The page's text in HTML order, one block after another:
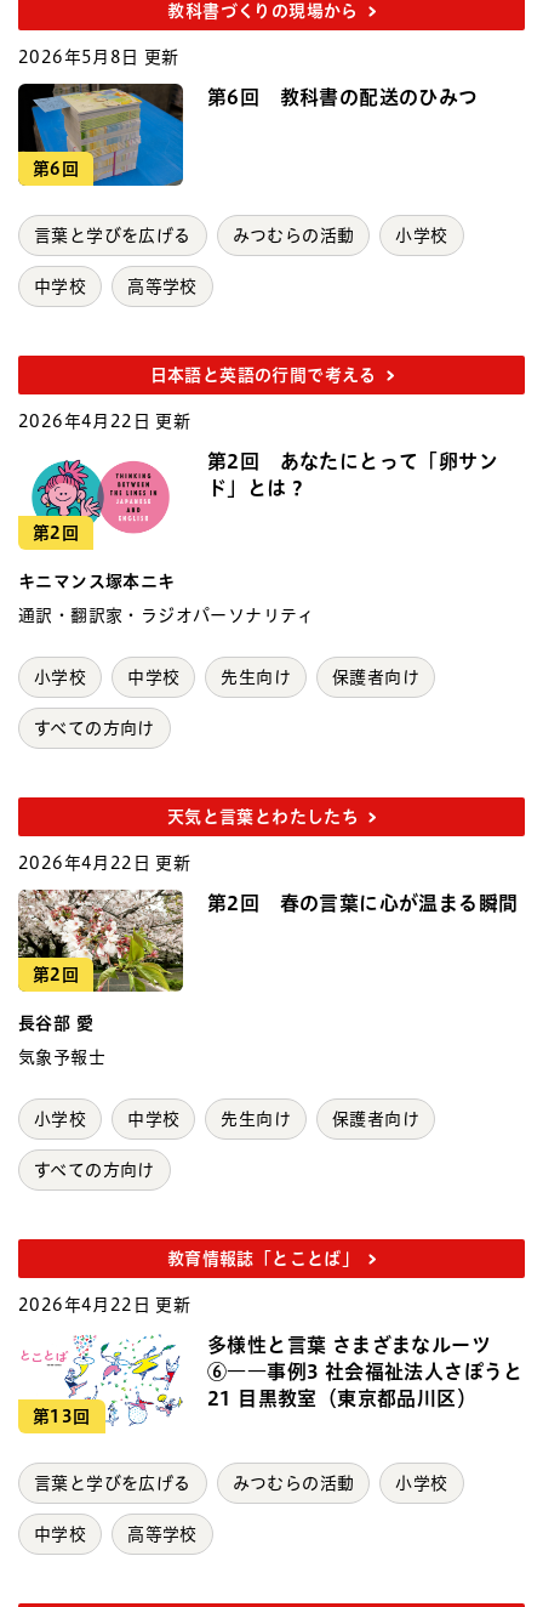
教科書づくりの現場から
2026年5月8日 更新
第6回
第6回 教科書の配送のひみつ
言葉と学びを広げる みつむらの活動 小学校
中学校 高等学校
日本語と英語の行間で考える
2026年4月22日 更新
第2回
第2回 あなたにとって「卵サン
ド」とは？
キニマンス塚本ニキ
通訳・翻訳家・ラジオパーソナリティ
小学校 中学校 先生向け 保護者向け
すべての方向け
天気と言葉とわたしたち
2026年4月22日 更新
第2回
第2回 春の言葉に心が温まる瞬間
長谷部 愛
気象予報士
小学校 中学校 先生向け 保護者向け
すべての方向け
教育情報誌「とことば」
2026年4月22日 更新
第13回
多様性と言葉 さまざまなルーツ
⑥――事例3 社会福祉法人さぽうと
21 目黒教室（東京都品川区）
言葉と学びを広げる みつむらの活動 小学校
中学校 高等学校